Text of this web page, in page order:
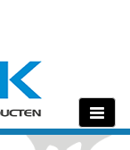
Toggle